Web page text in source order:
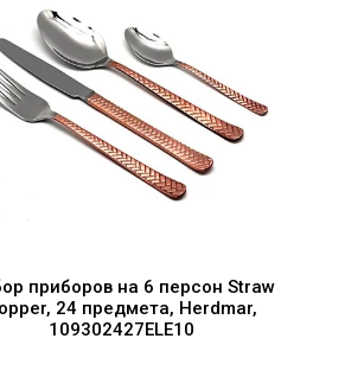
приборов на 6 персон Straw
24 предмета, Herdmar,
109302427ELE10